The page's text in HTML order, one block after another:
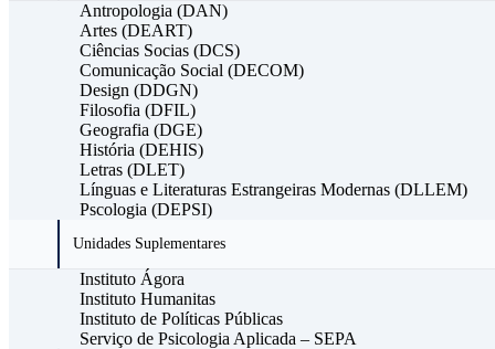
Antropologia (DAN)
Artes (DEART)
Ciências Socias (DCS)
Comunicação Social (DECOM)
Design (DDGN)
Filosofia (DFIL)
Geografia (DGE)
História (DEHIS)
Letras (DLET)
Línguas e Literaturas Estrangeiras Modernas (DLLEM)
Pscologia (DEPSI)
Unidades Suplementares
Instituto Ágora
Instituto Humanitas
Instituto de Políticas Públicas
Serviço de Psicologia Aplicada – SEPA